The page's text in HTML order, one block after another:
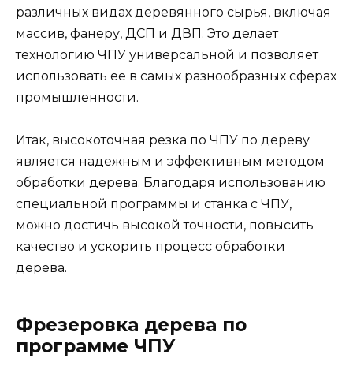
различных видах деревянного сырья, включая
массив, фанеру, ДСП и ДВП. Это делает
технологию ЧПУ универсальной и позволяет
использовать ее в самых разнообразных сферах
промышленности.
Итак, высокоточная резка по ЧПУ по дереву
является надежным и эффективным методом
обработки дерева. Благодаря использованию
специальной программы и станка с ЧПУ,
можно достичь высокой точности, повысить
качество и ускорить процесс обработки
дерева.
Фрезеровка дерева по
программе ЧПУ